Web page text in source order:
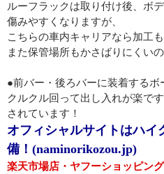
ルーフラックは取り付け後、ボ
傷みやすくなりますが、
こちらの車内キャリアなら加工
また保管場所もかさばりにくい
●前バー・後ろバーに装着するボ
クルクル回って出し入れが楽で
されています！
オフィシャルサイトはハイ
備！(naminorikozou.jp)
楽天市場店・ヤフーショッピン